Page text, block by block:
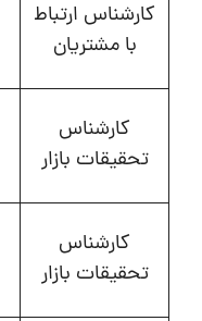
کارشناس ارتباط
با مشتریان
کارشناس
تحقیقات بازار
کارشناس
تحقیقات بازار